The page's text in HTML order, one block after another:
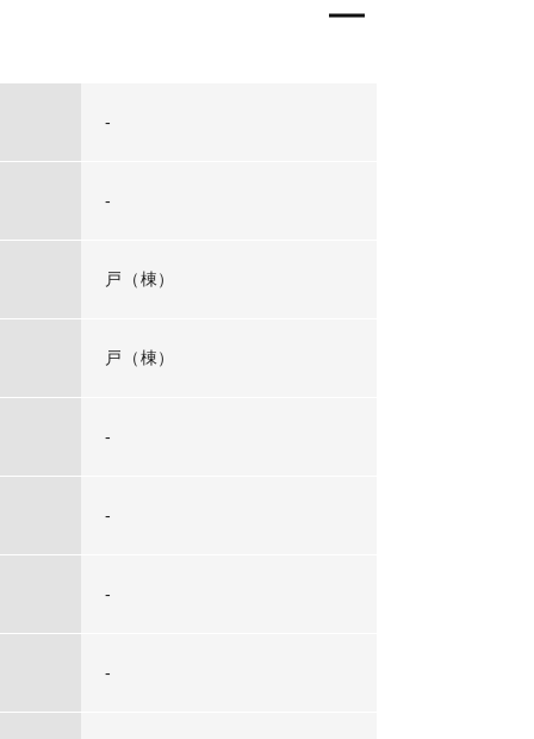
-
-
戸（棟）
戸（棟）
-
-
-
-